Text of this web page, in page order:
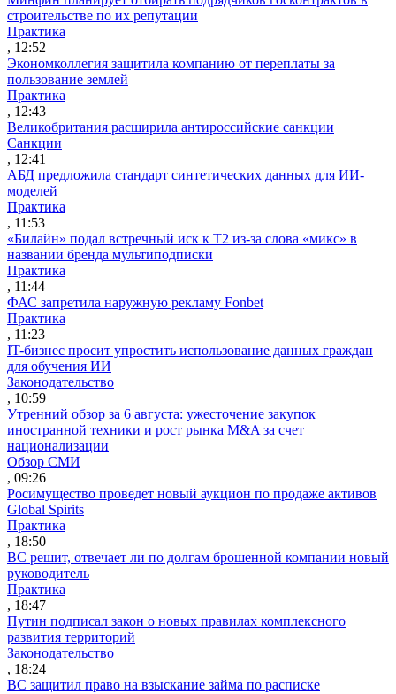
строительстве по их репутации
Практика
, 12:52
Экономколлегия защитила компанию от переплаты за
пользование землей
Практика
, 12:43
Великобритания расширила антироссийские санкции
Санкции
, 12:41
АБД предложила стандарт синтетических данных для ИИ-
моделей
Практика
, 11:53
«Билайн» подал встречный иск к Т2 из-за слова «микс» в
названии бренда мультиподписки
Практика
, 11:44
ФАС запретила наружную рекламу Fonbet
Практика
, 11:23
IT-бизнес просит упростить использование данных граждан
для обучения ИИ
Законодательство
, 10:59
Утренний обзор за 6 августа: ужесточение закупок
иностранной техники и рост рынка M&A за счет
национализации
Обзор СМИ
, 09:26
Росимущество проведет новый аукцион по продаже активов
Global Spirits
Практика
, 18:50
ВС решит, отвечает ли по долгам брошенной компании новый
руководитель
Практика
, 18:47
Путин подписал закон о новых правилах комплексного
развития территорий
Законодательство
, 18:24
ВС защитил право на взыскание займа по расписке